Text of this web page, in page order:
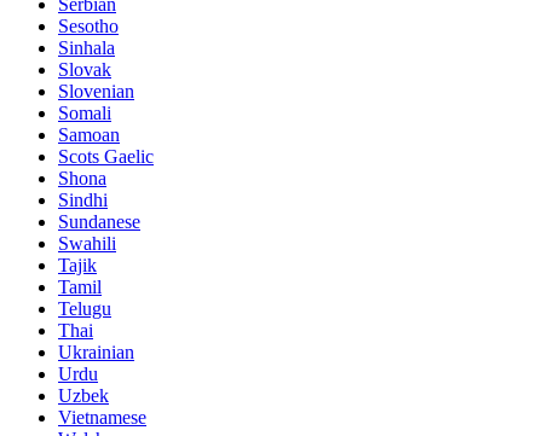
Serbian
Sesotho
Sinhala
Slovak
Slovenian
Somali
Samoan
Scots Gaelic
Shona
Sindhi
Sundanese
Swahili
Tajik
Tamil
Telugu
Thai
Ukrainian
Urdu
Uzbek
Vietnamese